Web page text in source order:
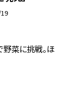
菜に挑戦。ほ